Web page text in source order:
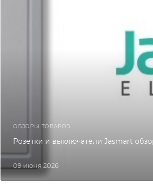
ОБЗОРЫ ТОВАРОВ
09 июня 2026
Розетки и выключатели Jasmart